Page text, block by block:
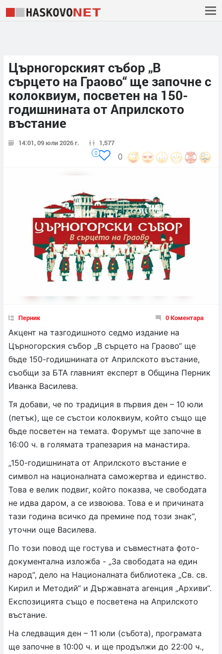
Църногорският събор „В
сърцето на Граово“ ще започне с
колоквиум, посветен на 150-
годишнината от Априлското
въстание
14:01, 09 юли 2026 г. 1,577
0
0
Перник 0 Коментара
Акцент на тазгодишното седмо издание на
Църногорския събор „В сърцето на Граово“ ще
бъде 150-годишнината от Априлското въстание,
съобщи за БТА главният експерт в Община Перник
Иванка Василева.
Тя добави, че по традиция в първия ден – 10 юли
(петък), ще се състои колоквиум, който също ще
бъде посветен на темата. Форумът ще започне в
16:00 ч. в голямата трапезария на манастира.
„150-годишнината от Априлското въстание е
символ на националната саможертва и единство.
Това е велик подвиг, който показва, че свободата
не идва даром, а се извоюва. Това е и причината
тази година всичко да премине под този знак“,
уточни още Василева.
По този повод ще гостува и съвместната фото-
документална изложба - „За свободата на един
народ“, дело на Националната библиотека „Св. св.
Кирил и Методий“ и Държавната агенция „Архиви“.
Експозицията също е посветена на Априлското
въстание.
На следващия ден – 11 юли (събота), програмата
ще започне в 10:00 ч. и ще продължи до 22:00 ч.,